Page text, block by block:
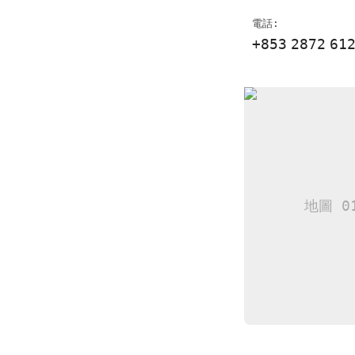
電話:
+853 2872